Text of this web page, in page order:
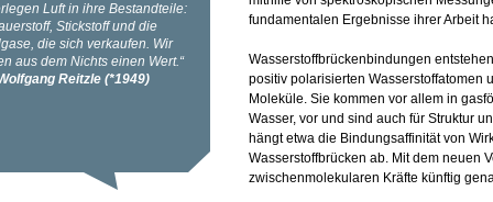
fundamentalen Ergebnisse ihrer Arbeit
Wasserstoffbrückenbindungen
positiv polarisierten Wasserstoffatomen
Moleküle. Sie kommen vor allem in
Wasser, vor und sind auch für Struktur
hängt etwa die Bindungsaffinität von
Wasserstoffbrücken ab. Mit dem neuen
zwischenmolekularen Kräfte künftig